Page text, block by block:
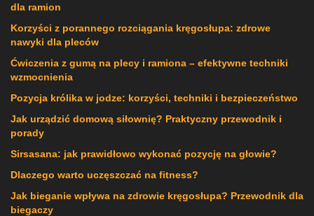
dla ramion
Korzyści z porannego rozciągania kręgosłupa: zdrowe
nawyki dla pleców
Ćwiczenia z gumą na plecy i ramiona – efektywne techniki
wzmocnienia
Pozycja królika w jodze: korzyści, techniki i bezpieczeństwo
Jak urządzić domową siłownię? Praktyczny przewodnik i
porady
Sirsasana: jak prawidłowo wykonać pozycję na głowie?
Dlaczego warto uczęszczać na fitness?
Jak bieganie wpływa na zdrowie kręgosłupa? Przewodnik dla
biegaczy